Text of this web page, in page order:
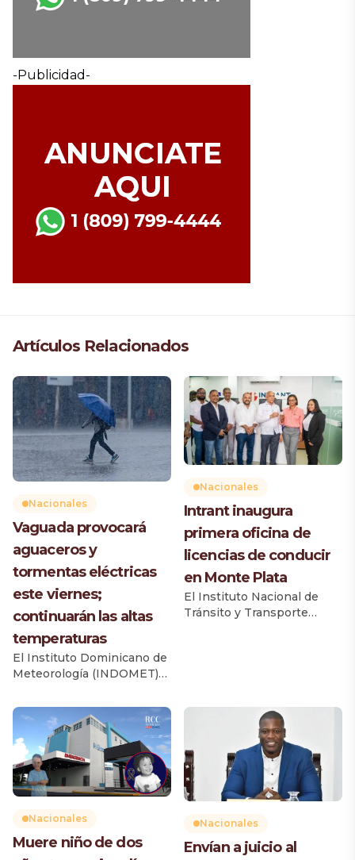
-Publicidad-
Artículos Relacionados
Nacionales
Vaguada provocará
aguaceros y
tormentas eléctricas
este viernes;
continuarán las altas
temperaturas
El Instituto Dominicano de
Meteorología (INDOMET)
provocará un incremento
de las lluvias durante la
tarde y primeras horas de la
noche de este viernes, con
aguaceros de diferentes
intensidades, tormentas
eléctricas y ráfagas de
viento aisladas en varias
madrugada se registran
Nacionales
Intrant inaugura
primera oficina de
licencias de conducir
en Monte Plata
El Instituto Nacional de
Tránsito y Transporte
de manera directa a 52,792
ciudadanos, según el
Informe del Parque
Vehicular 2025 de la
Dirección General de
Impuestos Internos (DGII).
El acto fue encabezado por
el director ejecutivo […]
Nacionales
Muere niño de dos
Nacionales
Envían a juicio al